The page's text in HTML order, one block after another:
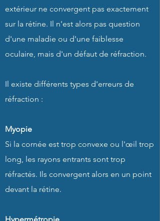
extérieur ne convergent pas exactement
sur la rétine. Il n'est alors pas question
d'une maladie ou d'une faiblesse
oculaire, mais d'un défaut de réfraction.
Il existe différents types d'erreurs de
réfraction :
Myopie
Si la cornée est trop convexe ou l'œil trop
long, les rayons entrants sont trop
réfractés. Ils convergent alors en un point
devant la rétine.